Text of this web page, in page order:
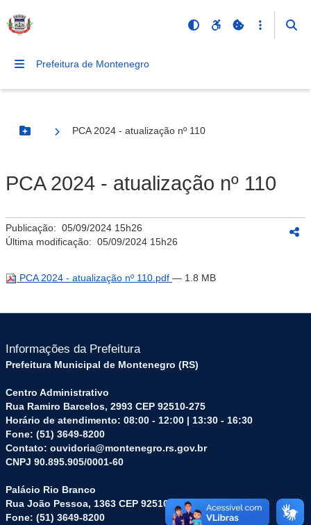
Prefeitura de Montenegro
Botão Menu
PCA 2024 - atualização nº 110
PCA 2024 - atualização nº 110
Publicação: 05/09/2024 15h26
Última modificação: 05/09/2024 15h26
PCA 2024 - atualização nº 110.pdf — 1.8 MB
Informações da Prefeitura
Prefeitura Municipal de Montenegro (RS)
Centro Administrativo
Rua Ramiro Barcelos, 2993 CEP 92510-275
Horário de atendimento: 08:00 - 12:00 | 13:30 - 16:30
Fone: (51) 3649-8200
Contato: ouvidoria@montenegro.rs.gov.br
CNPJ 90.895.905/0001-60
Palácio Rio Branco
Rua João Pessoa, 1363 CEP 92510-045
Fone: (51) 3649-8200